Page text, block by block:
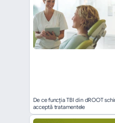
De ce funcția TBI din dROOT
acceptă tratamentele